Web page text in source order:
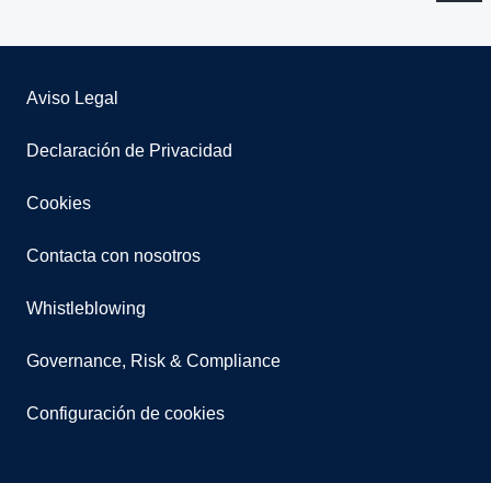
Aviso Legal
Declaración de Privacidad
Cookies
Contacta con nosotros
Whistleblowing
Governance, Risk & Compliance
Configuración de cookies